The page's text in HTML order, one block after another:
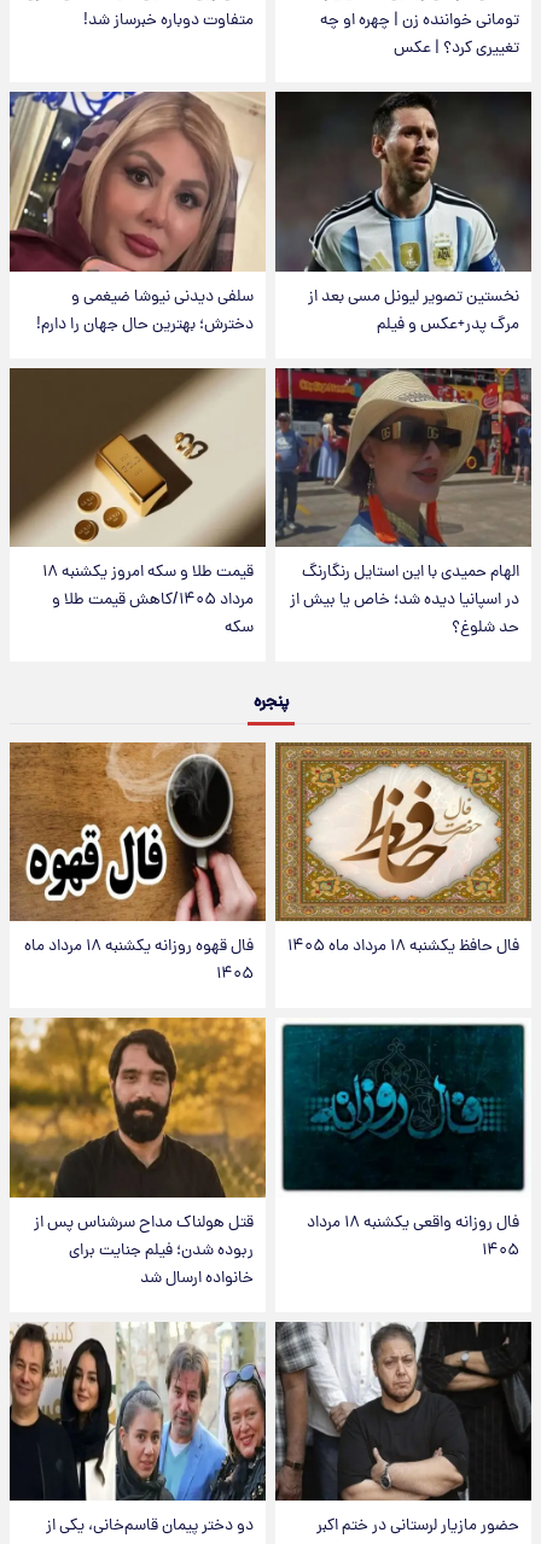
تومانی خواننده زن | چهره او چه
تغییری کرد؟ | عکس
متفاوت دوباره خبرساز شد!
نخستین تصویر لیونل مسی بعد از
مرگ پدر+عکس و فیلم
سلفی دیدنی نیوشا ضیغمی و
دخترش؛ بهترین حال جهان را دارم!
الهام حمیدی با این استایل رنگارنگ
در اسپانیا دیده شد؛ خاص یا بیش از
حد شلوغ؟
قیمت طلا و سکه امروز یکشنبه ۱۸
مرداد ۱۴۰۵/کاهش قیمت طلا و
سکه
پنجره
فال حافظ یکشنبه ۱۸ مرداد ماه ۱۴۰۵
فال قهوه روزانه یکشنبه ۱۸ مرداد ماه
۱۴۰۵
فال روزانه واقعی یکشنبه ۱۸ مرداد
۱۴۰۵
قتل هولناک مداح سرشناس پس از
ربوده شدن؛ فیلم جنایت برای
خانواده ارسال شد
حضور مازیار لرستانی در ختم اکبر
دو دختر پیمان قاسم‌خانی، یکی از